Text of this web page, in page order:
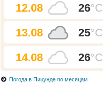
12.08 26°C
13.08 25°C
14.08 26°C
Погода в Пицунде по месяцам